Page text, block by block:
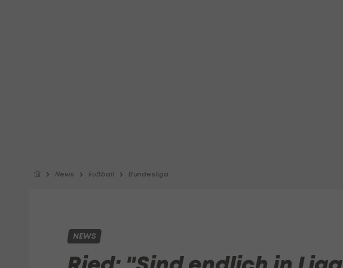
News Fußball Bundesliga
NEWS